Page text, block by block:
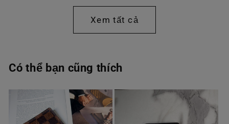
thường
Xem tất cả
Có thể bạn cũng thích